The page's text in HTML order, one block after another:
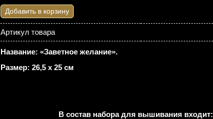
Добавить в корзину
Артикул товара
Название: «Заветное желание».
Размер: 26,5 х 25 см
В состав набора для вышивания входит: